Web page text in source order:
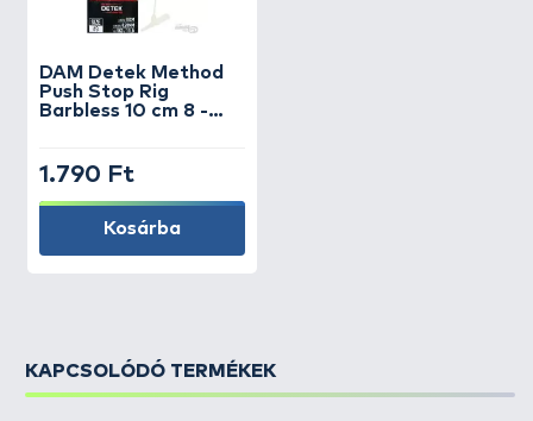
DAM
Detek Method
Push Stop Rig
Barbless 10 cm 8 -
1.790 Ft
Kosárba
KAPCSOLÓDÓ TERMÉKEK